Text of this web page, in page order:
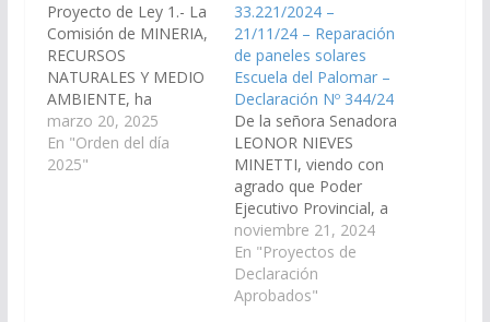
Proyecto de Ley 1.- La
Comisión de MINERIA,
RECURSOS
NATURALES Y MEDIO
AMBIENTE, ha
considerado el
Decreto N° 830/2024
del Poder Ejecutivo
marzo 20, 2025
En "Orden del día
2025"
33.221/2024 –
21/11/24 – Reparación
de paneles solares
Escuela del Palomar –
Declaración Nº 344/24
De la señora Senadora
LEONOR NIEVES
MINETTI, viendo con
agrado que Poder
Ejecutivo Provincial, a
través de los
organismos
competentes,
disponga las medidas y
noviembre 21, 2024
En "Proyectos de
Declaración
Aprobados"